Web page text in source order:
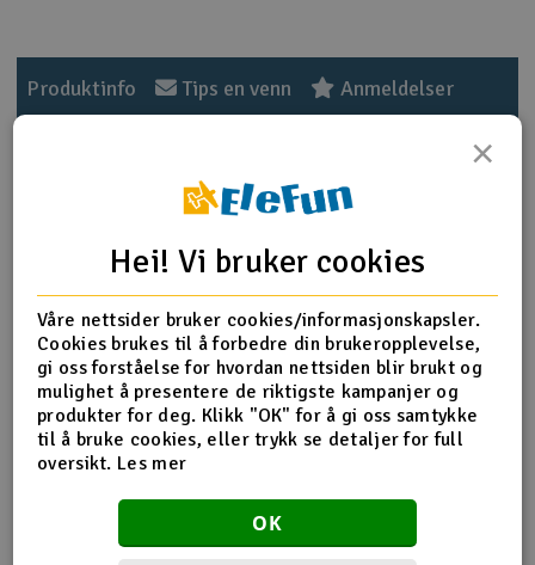
Outlet
Smarthjem, lek & hobby
Solenergi
Sparkesykler & elkjøretøy
Verktøy, utstyr & tilbehør
Gavekort
Produktinfo Tips en venn Anmeldelser
Produktinformasjon
BJ Røykpatron AX-18 - 5stk Rød. Røykpatronen kan
antennes med lighter, men det anbefales å bruke lunte
eller elektroniske tennere. Røyken varer i opptil 4
minutter.
Røyktid: ca. 4 minutter
Røykmengde: ca. 17m^3
Patronvekt: 18g
OBS! 18års grense
×
Hei! Vi bruker cookies
Våre nettsider bruker cookies/informasjonskapsler.
Cookies brukes til å forbedre din brukeropplevelse,
gi oss forståelse for hvordan nettsiden blir brukt og
mulighet å presentere de riktigste kampanjer og
produkter for deg. Klikk "OK" for å gi oss samtykke
til å bruke cookies, eller trykk se detaljer for full
oversikt. Les mer
OK